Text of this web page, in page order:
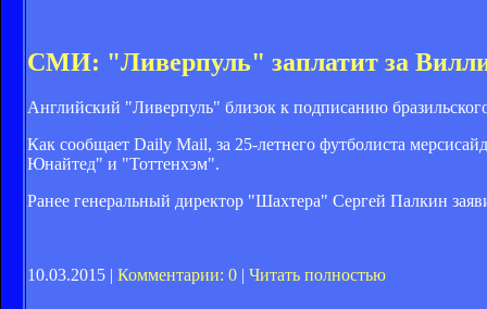
СМИ: "Ливерпуль" заплатит за
Английский "Ливерпуль" близок к подписанию
Как сообщает Daily Mail, за 25-летнего футболиста
Юнайтед" и "Тоттенхэм".
Ранее генеральный директор "Шахтера" Сергей Палкин
10.03.2015 | Комментарии: 0 | Читать полностью